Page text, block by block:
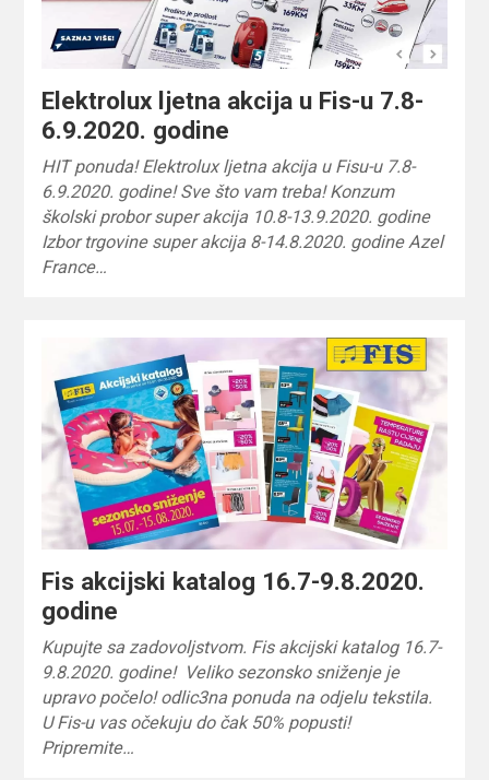
Elektrolux ljetna akcija u Fis-u 7.8-
6.9.2020. godine
HIT ponuda! Elektrolux ljetna akcija u Fisu-u 7.8-
6.9.2020. godine! Sve što vam treba! Konzum
školski probor super akcija 10.8-13.9.2020. godine
Izbor trgovine super akcija 8-14.8.2020. godine Azel
France…
Fis akcijski katalog 16.7-9.8.2020.
godine
Kupujte sa zadovoljstvom. Fis akcijski katalog 16.7-
9.8.2020. godine! Veliko sezonsko sniženje je
upravo počelo! odlic3na ponuda na odjelu tekstila.
U Fis-u vas očekuju do čak 50% popusti!
Pripremite…